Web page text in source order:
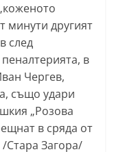
минути другият
след
в
Чергев,
също удари
„Розова
в сряда от
/Стара Загора/